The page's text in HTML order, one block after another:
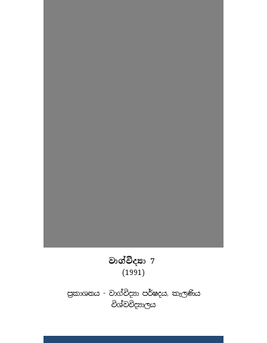
වාග්විද්‍යා 7
(1991)
ප්‍රකාශනය - වාග්විද්‍යා පර්ෂදය, කැලණිය
විශ්වවිද්‍යාලය